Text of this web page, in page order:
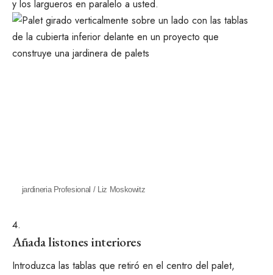
y los largueros en paralelo a usted.
jardineria Profesional / Liz Moskowitz
Añada listones interiores
Introduzca las tablas que retiró en el centro del palet,